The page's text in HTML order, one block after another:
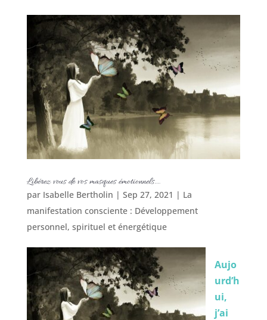
Libérez vous de vos masques émotionnels….
par Isabelle Bertholin | Sep 27, 2021 | La
manifestation consciente : Développement
personnel, spirituel et énergétique
Aujo
urd’h
ui,
j’ai